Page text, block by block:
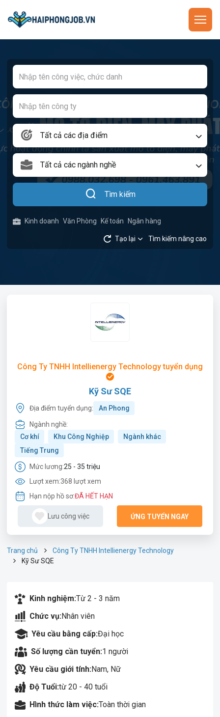
Tất cả các địa điểm
Tất cả các ngành nghề
Tìm kiếm
Kinh doanh Văn Phòng Kế toán Ngân hàng
Tạo lại Tìm kiếm nâng cao
Công Ty TNHH Intellienergy Technology tuyển dụng
Kỹ Sư SQE
Địa điểm tuyển dụng: An Phong
Ngành nghề:
Cơ khí
Khu Công Nghiệp
Ngành khác
Tiếng Trung
Mức lương:25 - 35 triệu
Lượt xem:368 lượt xem
Hạn nộp hồ sơ:ĐÃ HẾT HẠN
Lưu công việc ỨNG TUYỂN NGAY
Trang chủ
Công Ty TNHH Intellienergy Technology
Kỹ Sư SQE
Kinh nghiệm:Từ 2 - 3 năm
Chức vụ:Nhân viên
Yêu cầu bằng cấp:Đại học
Số lượng cần tuyển:1 người
Yêu cầu giới tính:Nam, Nữ
Độ Tuổi:từ 20 - 40 tuổi
Hình thức làm việc:Toàn thời gian